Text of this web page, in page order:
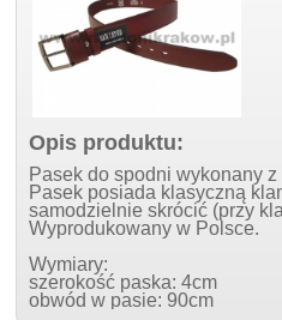
Opis produktu:
Pasek do spodni wykonany
Pasek posiada klasyczną
samodzielnie skrócić (przy
Wyprodukowany w Polsce.
Wymiary:
szerokość paska: 4cm
obwód w pasie: 90cm